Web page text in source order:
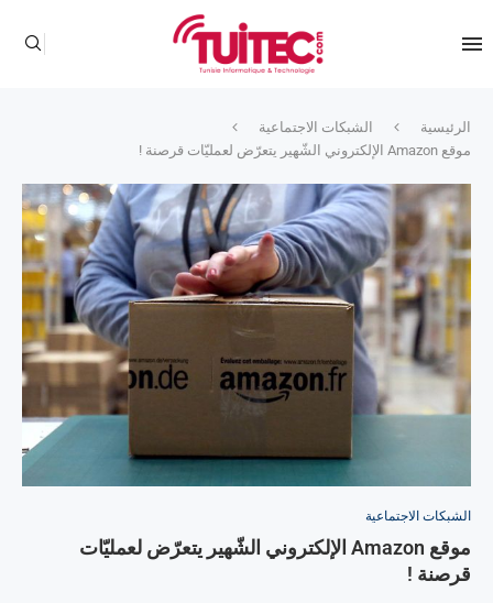
الرئيسية
الشبكات الاجتماعية
موقع Amazon الإلكتروني الشّهير يتعرّض لعمليّات قرصنة !
الشبكات الاجتماعية
موقع Amazon الإلكتروني الشّهير يتعرّض لعمليّات
قرصنة !